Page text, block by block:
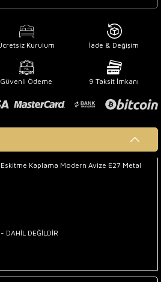
Kurulum İade & Değişim
Güvenli Ödeme 9 Taksit İmkanı
Kaplama Modern Avize E27 Metal
DEĞİLDİR